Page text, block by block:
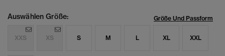
Auswählen Größe: Größe Und Passform
XXS XS S M L XL XXL